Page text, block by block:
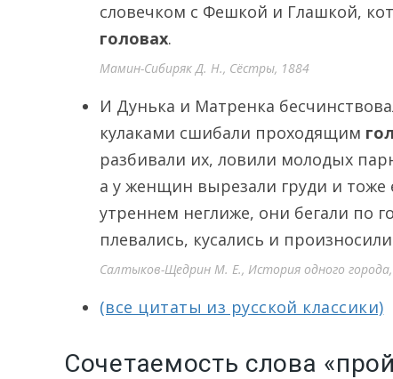
словечком с Фешкой и Глашкой,
головах.
Мамин-Сибиряк Д. Н., Сёстры, 1884
И Дунька и Матренка
кулаками сшибали проходящим
разбивали их, ловили молодых
а у женщин вырезали груди и тоже
утреннем неглиже, они бегали по
плевались, кусались и
Салтыков-Щедрин М. Е., История одного
(все цитаты из русской классики)
Сочетаемость слова